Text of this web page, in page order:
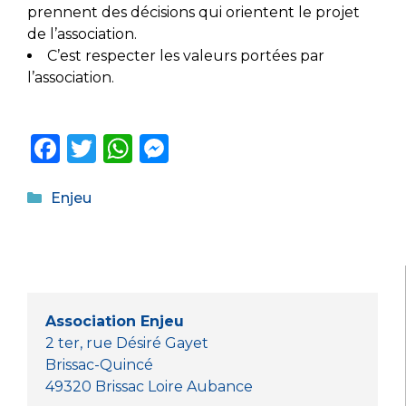
prennent des décisions qui orientent le projet
de l’association.
C’est respecter les valeurs portées par
l’association.
F
c
o
k
T
W
p er
Catégories
Enjeu
Association Enjeu
2 ter, rue Désiré Gayet
Brissac-Quincé
49320 Brissac Loire Aubance